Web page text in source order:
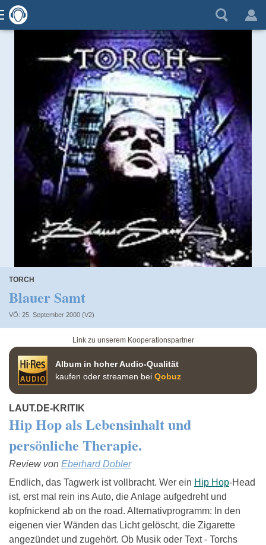
TORCH
Blauer Samt
VÖ: 25. September 2000 (V2)
Link zu unserem Kooperationspartner
Album in hoher Audio-Qualität
kaufen oder streamen bei Qobuz
LAUT.DE-KRITIK
Hip Hop als Lebensinhalt und
persönliche Therapie.
Review von Eberhard Dobler
Endlich, das Tagwerk ist vollbracht. Wer ein Hip Hop-Head
ist, erst mal rein ins Auto, die Anlage aufgedreht und
kopfnickend ab on the road. Alternativprogramm: In den
eigenen vier Wänden das Licht gelöscht, die Zigarette
angezündet und zugehört. Ob Musik oder Text - Torchs